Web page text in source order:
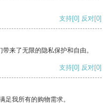
支持[0] 反对[0]
来了无限的隐私保护和自由。
支持[0] 反对[0]
足我所有的购物需求。